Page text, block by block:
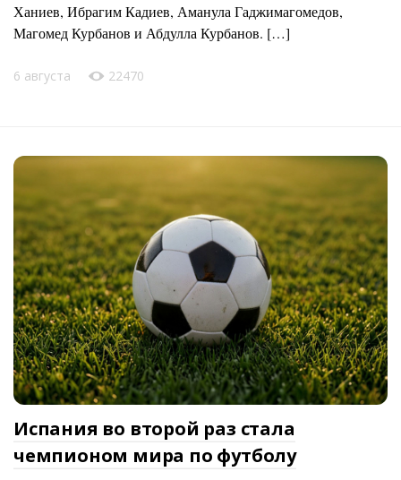
Ханиев, Ибрагим Кадиев, Аманула Гаджимагомедов,
Магомед Курбанов и Абдулла Курбанов. […]
6 августа 22470
Испания во второй раз стала
чемпионом мира по футболу